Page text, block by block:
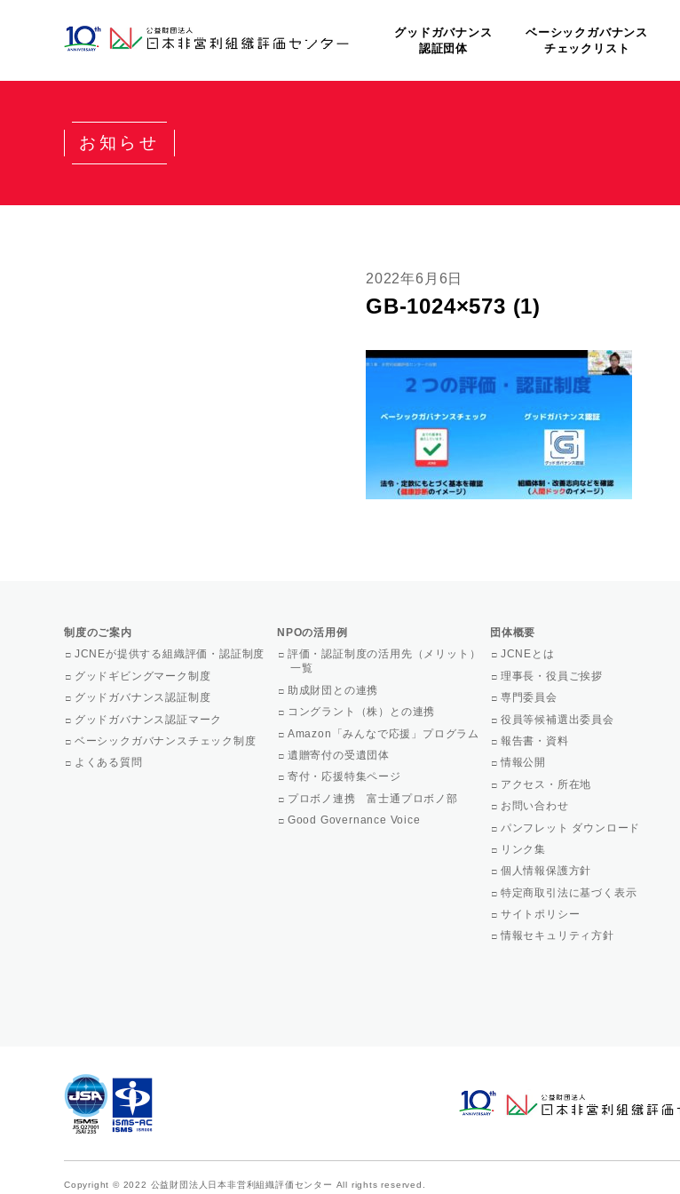
グッドガバナンス
認証団体
ベーシックガバナンス
チェックリスト
お知らせ
2022年6月6日
GB-1024×573 (1)
制度のご案内
JCNEが提供する組織評価・認証制度
グッドギビングマーク制度
グッドガバナンス認証制度
グッドガバナンス認証マーク
ベーシックガバナンスチェック制度
よくある質問
NPOの活用例
評価・認証制度の活用先（メリット）
一覧
助成財団との連携
コングラント（株）との連携
Amazon「みんなで応援」プログラム
遺贈寄付の受遺団体
寄付・応援特集ページ
プロボノ連携 富士通プロボノ部
Good Governance Voice
団体概要
JCNEとは
理事長・役員ご挨拶
専門委員会
役員等候補選出委員会
報告書・資料
情報公開
アクセス・所在地
お問い合わせ
パンフレット ダウンロード
リンク集
個人情報保護方針
特定商取引法に基づく表示
サイトポリシー
情報セキュリティ方針
Copyright © 2022 公益財団法人日本非営利組織評価センター All rights reserved.